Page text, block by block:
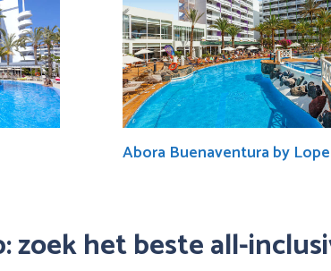
Abora Buenaventura by
zoek het beste all-